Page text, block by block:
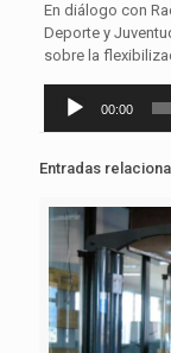
En diálogo con
Deporte y
sobre la
Reproductor
00:00
Entradas